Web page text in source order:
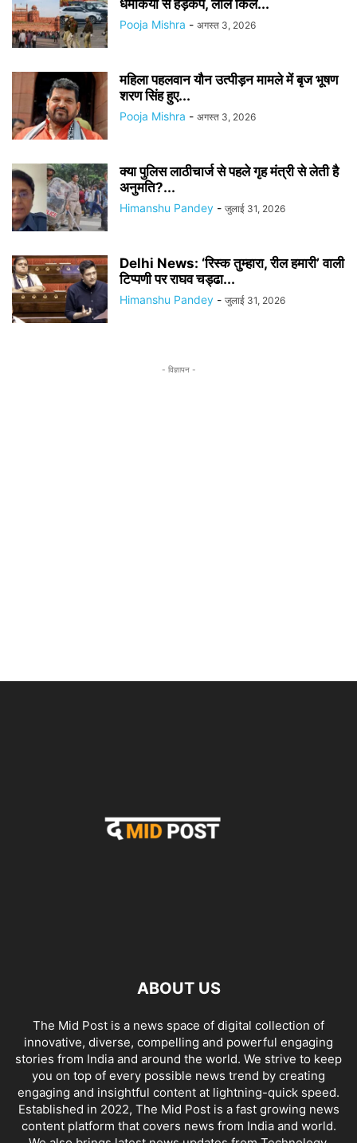
धमकियों से हड़कंप, लाल किले...
Pooja Mishra - अगस्त 3, 2026
महिला पहलवान यौन उत्पीड़न मामले में बृज भूषण
शरण सिंह हुए...
Pooja Mishra - अगस्त 3, 2026
क्या पुलिस लाठीचार्ज से पहले गृह मंत्री से लेती है
अनुमति?...
Himanshu Pandey - जुलाई 31, 2026
Delhi News: ‘रिस्क तुम्हारा, रील हमारी’ वाली
टिप्पणी पर राघव चड्ढा...
Himanshu Pandey - जुलाई 31, 2026
- विज्ञापन -
ABOUT US
The Mid Post is a news space of digital collection of
innovative, diverse, compelling and powerful engaging
stories from India and around the world. We strive to keep
you on top of every possible news trend by creating
engaging and insightful content at lightning-quick speed.
Established in 2022, The Mid Post is a fast growing news
content platform that covers news from India and world.